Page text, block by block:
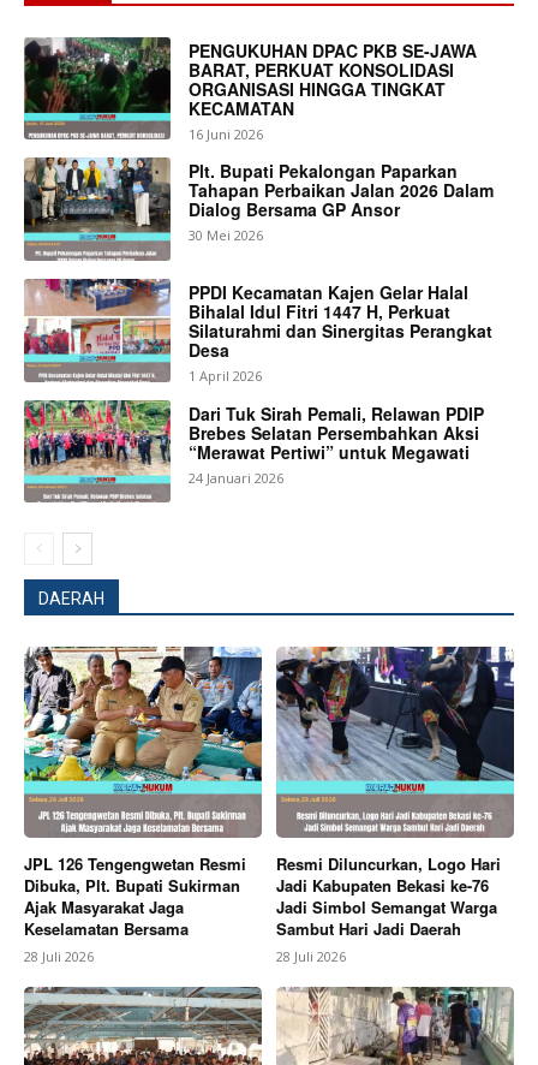
News Week
Magazine PRO
PENGUKUHAN DPAC PKB SE-JAWA
BARAT, PERKUAT KONSOLIDASI
ORGANISASI HINGGA TINGKAT
KECAMATAN
16 Juni 2026
Plt. Bupati Pekalongan Paparkan
Tahapan Perbaikan Jalan 2026 Dalam
Dialog Bersama GP Ansor
30 Mei 2026
PPDI Kecamatan Kajen Gelar Halal
Bihalal Idul Fitri 1447 H, Perkuat
Silaturahmi dan Sinergitas Perangkat
Desa
1 April 2026
Dari Tuk Sirah Pemali, Relawan PDIP
Brebes Selatan Persembahkan Aksi
“Merawat Pertiwi” untuk Megawati
24 Januari 2026
DAERAH
JPL 126 Tengengwetan Resmi
Dibuka, Plt. Bupati Sukirman
Ajak Masyarakat Jaga
Keselamatan Bersama
28 Juli 2026
Resmi Diluncurkan, Logo Hari
Jadi Kabupaten Bekasi ke-76
Jadi Simbol Semangat Warga
Sambut Hari Jadi Daerah
28 Juli 2026